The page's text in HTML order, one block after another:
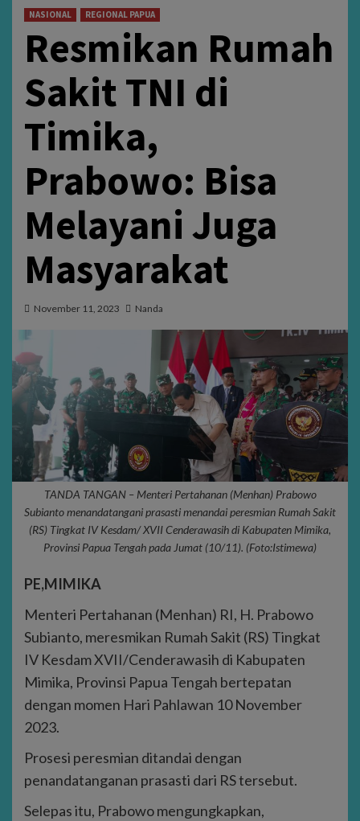
NASIONAL REGIONAL PAPUA
Resmikan Rumah
Sakit TNI di
Timika,
Prabowo: Bisa
Melayani Juga
Masyarakat
November 11, 2023 Nanda
TANDA TANGAN – Menteri Pertahanan (Menhan) Prabowo
Subianto menandatangani prasasti menandai peresmian Rumah Sakit
(RS) Tingkat IV Kesdam/ XVII Cenderawasih di Kabupaten Mimika,
Provinsi Papua Tengah pada Jumat (10/11). (Foto:Istimewa)
PE,MIMIKA
Menteri Pertahanan (Menhan) RI, H. Prabowo
Subianto, meresmikan Rumah Sakit (RS) Tingkat
IV Kesdam XVII/Cenderawasih di Kabupaten
Mimika, Provinsi Papua Tengah bertepatan
dengan momen Hari Pahlawan 10 November
2023.
Prosesi peresmian ditandai dengan
penandatanganan prasasti dari RS tersebut.
Selepas itu, Prabowo mengungkapkan,